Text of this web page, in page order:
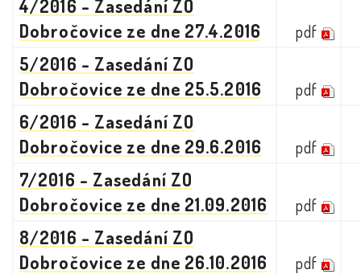
4/2016 - Zasedání ZO
Dobročovice ze dne 27.4.2016
pdf
5/2016 - Zasedání ZO
Dobročovice ze dne 25.5.2016
pdf
6/2016 - Zasedání ZO
Dobročovice ze dne 29.6.2016
pdf
7/2016 - Zasedání ZO
Dobročovice ze dne 21.09.2016
pdf
8/2016 - Zasedání ZO
Dobročovice ze dne 26.10.2016
pdf